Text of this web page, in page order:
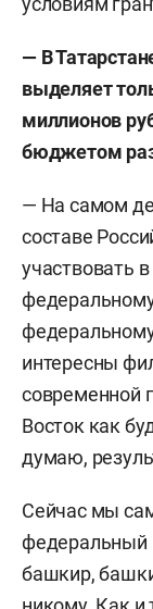
— В
выделяет
миллионов
бюджетом
— На самом
составе
участвовать
интересны
современной
Восток как
думаю,
Сейчас мы
федеральный
башкир,